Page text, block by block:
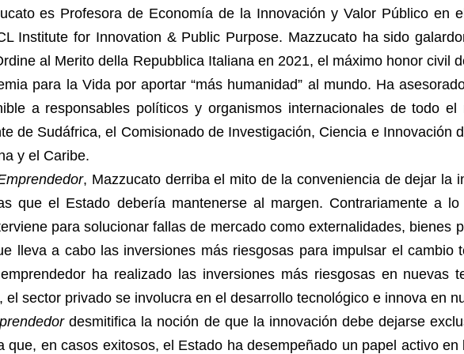
es Profesora de Economía de la Innovación y Valor Público en
Institute for Innovation & Public Purpose. Mazzucato ha sido
al Merito della Repubblica Italiana en 2021, el máximo honor civil
para la Vida por aportar “más humanidad” al mundo. Ha
a responsables políticos y organismos internacionales de todo
de Sudáfrica, el Comisionado de Investigación, Ciencia e Innovación
y el Caribe.
, Mazzucato derriba el mito de la conveniencia de dejar la
que el Estado debería mantenerse al margen. Contrariamente a
para solucionar fallas de mercado como externalidades, bienes
lleva a cabo las inversiones más riesgosas para impulsar el cambio
ha realizado las inversiones más riesgosas en
el sector privado se involucra en el desarrollo tecnológico e innova en
desmitifica la noción de que la innovación debe dejarse
que, en casos exitosos, el Estado ha desempeñado un papel activo